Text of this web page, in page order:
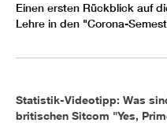
Einen ersten Rückblick auf
Lehre in den "Corona-
Statistik-Videotipp: Was
britischen Sitcom "Yes,